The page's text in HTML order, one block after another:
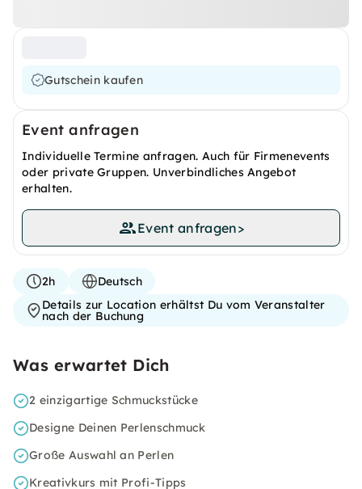
Gutschein kaufen
Event anfragen
Individuelle Termine anfragen. Auch für Firmenevents
oder private Gruppen. Unverbindliches Angebot
erhalten.
Event anfragen>
2h
Deutsch
Details zur Location erhältst Du vom Veranstalter
nach der Buchung
Was erwartet Dich
2 einzigartige Schmuckstücke
Designe Deinen Perlenschmuck
Große Auswahl an Perlen
Kreativkurs mit Profi-Tipps